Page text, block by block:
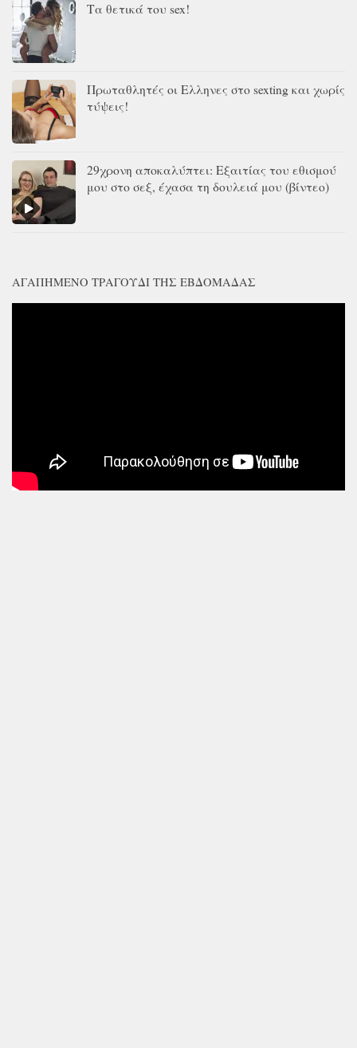
Τα θετικά του sex!
Πρωταθλητές οι Ελληνες στο sexting και χωρίς
τύψεις!
29χρονη αποκαλύπτει: Εξαιτίας του εθισμού
μου στο σεξ, έχασα τη δουλειά μου (βίντεο)
ΑΓΑΠΗΜΈΝΟ ΤΡΑΓΟΎΔΙ ΤΗΣ ΕΒΔΟΜΆΔΑΣ